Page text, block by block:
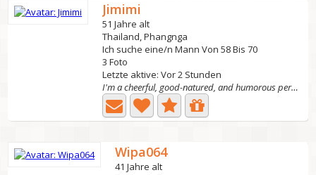
Jimimi
51 Jahre alt
Thailand, Phangnga
Ich suche eine/n Mann Von 58 Bis 70
3 Foto
Letzte aktive: Vor 2 Stunden
I'm a cheerful, good-natured, and humorous person
Wipa064
41 Jahre alt